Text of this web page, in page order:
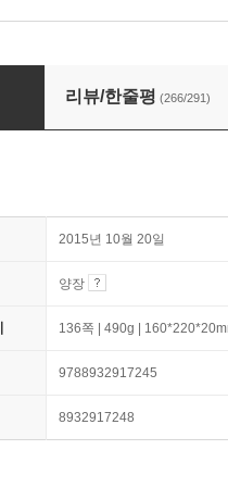
리뷰/한줄평 (266/291)
2015년 10월 20일
양장
136쪽 | 490g |
9788932917245
8932917248